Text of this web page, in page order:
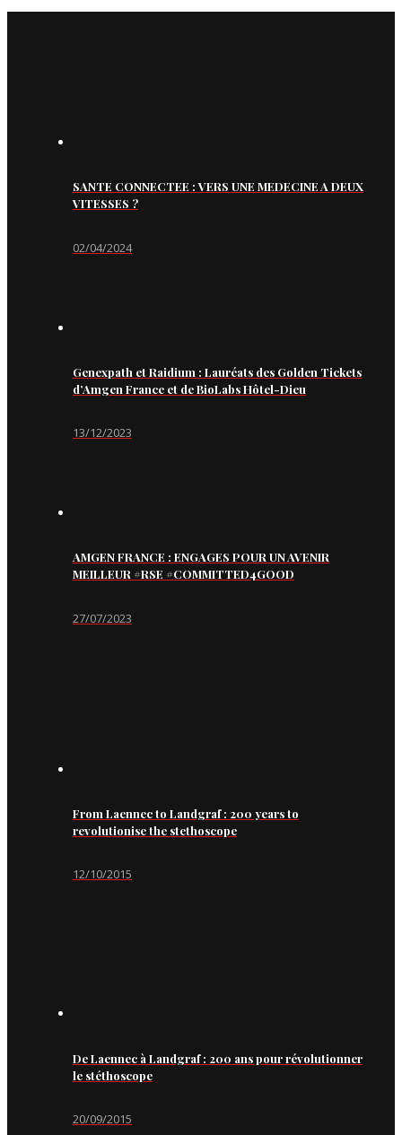
SANTE CONNECTEE : VERS UNE MEDECINE A DEUX
VITESSES ?
02/04/2024
Genexpath et Raidium : Lauréats des Golden Tickets
d’Amgen France et de BioLabs Hôtel-Dieu
13/12/2023
AMGEN FRANCE : ENGAGES POUR UN AVENIR
MEILLEUR #RSE #COMMITTED4GOOD
27/07/2023
From Laennec to Landgraf : 200 years to
revolutionise the stethoscope
12/10/2015
De Laennec à Landgraf : 200 ans pour révolutionner
le stéthoscope
20/09/2015